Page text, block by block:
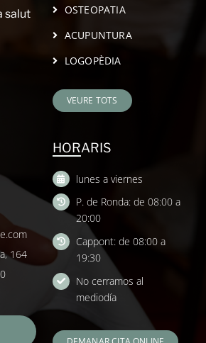
salut
OSTEOPATIA
ACUPUNTURA
LOGOPÈDIA
VEURE TOTS
164
HORARIS
lunes a viernes
P. de Ronda: de 08:00 a
20:00
Cappont: de 08:00 a
19:30
No cerramos al
mediodía